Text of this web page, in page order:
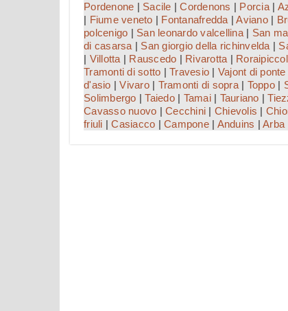
Pordenone | Sacile |Cordenons | Porcia|
| Fiume veneto | Fontanafredda |Aviano|
polcenigo | San leonardo valcellina| San
di casarsa | San giorgio della richinvelda |
| Villotta | Rauscedo | Rivarotta |
Tramonti di sotto | Travesio | Vajont di ponte
d'asio |Vivaro| Tramonti di sopra| Toppo|
Solimbergo |Taiedo| Tamai| Tauriano |
Cavasso nuovo | Cecchini | Chievolis |
friuli |Casiacco | Campone| Anduins | Arba